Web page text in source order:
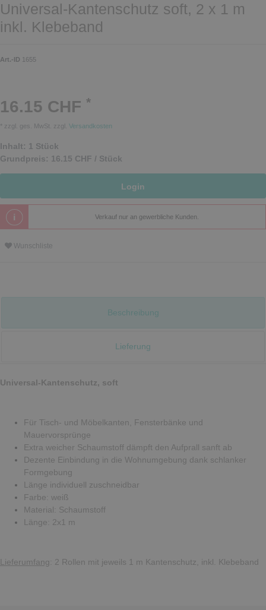
Universal-Kantenschutz soft, 2 x 1 m
inkl. Klebeband
Art.-ID 1655
16.15 CHF *
* zzgl. ges. MwSt. zzgl. Versandkosten
Inhalt: 1 Stück
Grundpreis: 16.15 CHF / Stück
Login
Verkauf nur an gewerbliche Kunden.
Wunschliste
Beschreibung
Lieferung
Universal-Kantenschutz, soft
Für Tisch- und Möbelkanten, Fensterbänke und
Mauervorsprünge
Extra weicher Schaumstoff dämpft den Aufprall sanft ab
Dezente Einbindung in die Wohnumgebung dank schlanker
Formgebung
Länge individuell zuschneidbar
Farbe: weiß
Material: Schaumstoff
Länge: 2x1 m
Lieferumfang : 2 Rollen mit jeweils 1 m Kantenschutz, inkl. Klebeband